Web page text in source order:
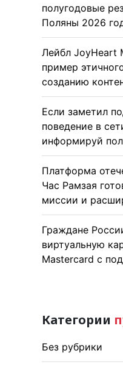
полугодовые
Поляны 2026
Лейбл JoyHeart
пример
созданию
Если заметил
поведение в
информируй
Платформа
Час Рамзая
миссии и
Граждане
виртуальную
Mastercard с
Категории
Без рубрики